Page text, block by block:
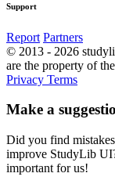
Support
Report Partners
© 2013 - 2026
are the property of
Privacy Terms
Make a
Did you find
improve StudyLib
important for us!